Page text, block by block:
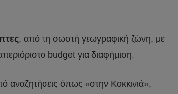
, από τη σωστή γεωγραφική ζώνη, με
budget για διαφήμιση.
αναζητήσεις όπως «στην Κοκκινιά»,